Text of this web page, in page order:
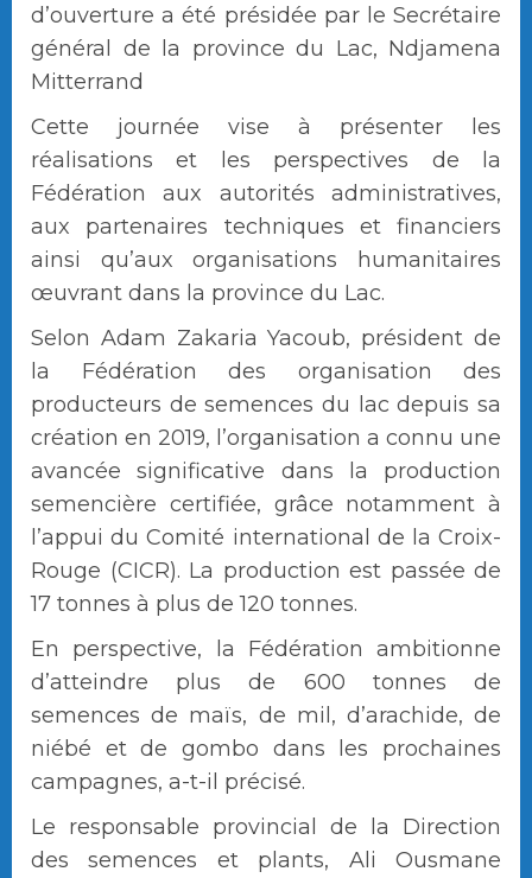
d’ouverture a été présidée par le Secrétaire
général de la province du Lac, Ndjamena
Mitterrand
Cette journée vise à présenter les
réalisations et les perspectives de la
Fédération aux autorités administratives,
aux partenaires techniques et financiers
ainsi qu’aux organisations humanitaires
œuvrant dans la province du Lac.
Selon Adam Zakaria Yacoub, président de
la Fédération des organisation des
producteurs de semences du lac depuis sa
création en 2019, l’organisation a connu une
avancée significative dans la production
semencière certifiée, grâce notamment à
l’appui du Comité international de la Croix-
Rouge (CICR). La production est passée de
17 tonnes à plus de 120 tonnes.
En perspective, la Fédération ambitionne
d’atteindre plus de 600 tonnes de
semences de maïs, de mil, d’arachide, de
niébé et de gombo dans les prochaines
campagnes, a-t-il précisé.
Le responsable provincial de la Direction
des semences et plants, Ali Ousmane